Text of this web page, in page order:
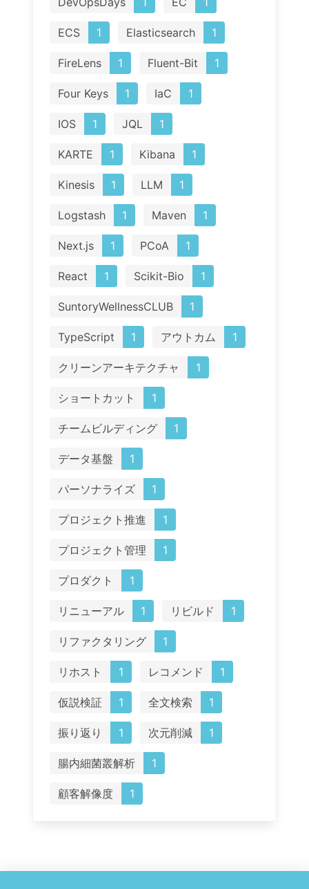
ECS 1 Elasticsearch 1
FireLens 1 Fluent-Bit 1
Four Keys 1 IaC 1
IOS 1 JQL 1
KARTE 1 Kibana 1
Kinesis 1 LLM 1
Logstash 1 Maven 1
Next.js 1 PCoA 1
React 1 Scikit-Bio 1
SuntoryWellnessCLUB 1
TypeScript 1 アウトカム 1
クリーンアーキテクチャ 1
ショートカット 1
チームビルディング 1
データ基盤 1
パーソナライズ 1
プロジェクト推進 1
プロジェクト管理 1
プロダクト 1
リニューアル 1 リビルド 1
リファクタリング 1
リホスト 1 レコメンド 1
仮説検証 1 全文検索 1
振り返り 1 次元削減 1
腸内細菌叢解析 1
顧客解像度 1